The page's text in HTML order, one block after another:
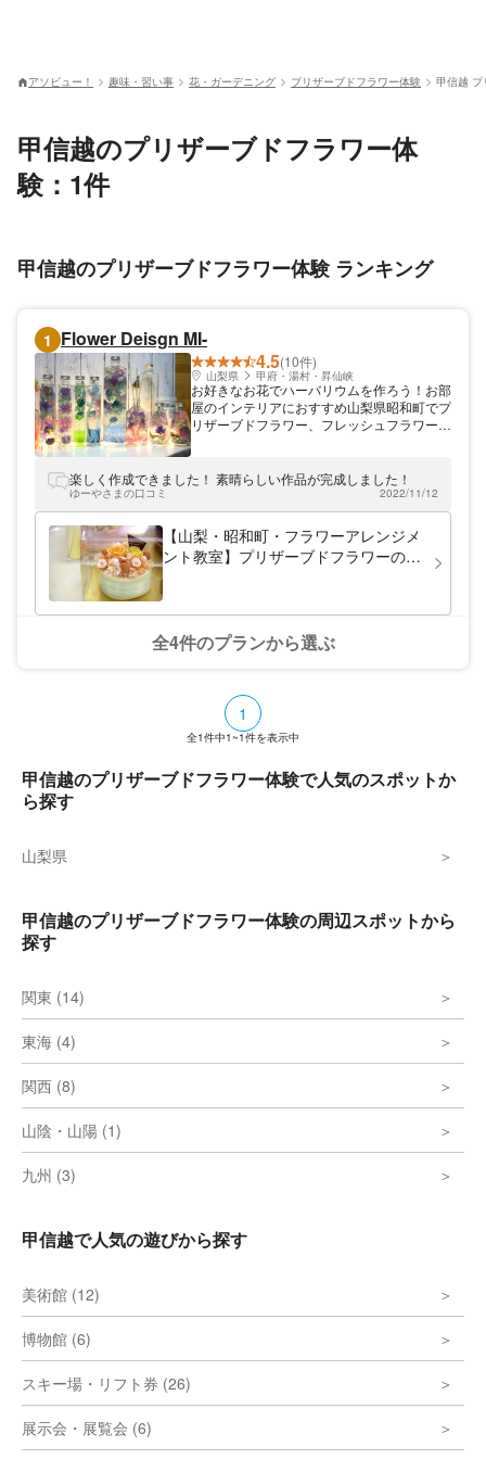
アソビュー！ 趣味・習い事 花・ガーデニング プリザーブドフラワー体験 甲信越 プ
甲信越のプリザーブドフラワー体
験：1件
甲信越のプリザーブドフラワー体験 ランキング
1 Flower Deisgn MI-
4.5(10件)
山梨県 甲府・湯村・昇仙峡
お好きなお花でハーバリウムを作ろう！お部
屋のインテリアにおすすめ山梨県昭和町でプ
リザーブドフラワー、フレッシュフラワーを
（フラワーデザインミー）」。ハーバリウム
ディフューザー理事校でもあるので、ハーバ
リウムやディフューザーレッスンで珍しい個
性的な花材も使用できます☆。楽しく魅力あ
ふれたレッスン、ぜひ気軽にご予約下さいま
せ♬。
楽しく作成できました！ 素晴らしい作品が完成しました！
ゆーやさまの口コミ 2022/11/12
【山梨・昭和町・フラワーアレンジメ
ント教室】プリザーブドフラワーのフ
全4件のプランから選ぶ
1
全1件中1~1件を表示中
甲信越のプリザーブドフラワー体験で人気のスポットか
ら探す
山梨県
甲信越のプリザーブドフラワー体験の周辺スポットから
探す
関東 (14)
東海 (4)
関西 (8)
山陰・山陽 (1)
九州 (3)
甲信越で人気の遊びから探す
美術館 (12)
博物館 (6)
スキー場・リフト券 (26)
展示会・展覧会 (6)